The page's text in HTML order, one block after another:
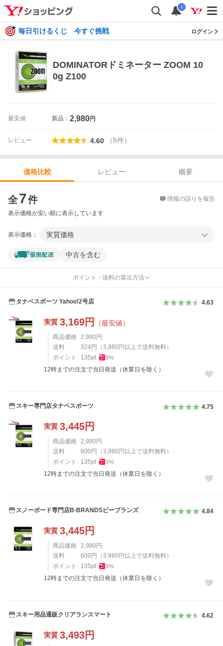
i
毎日引けるくじ 今すぐ挑戦 ログイン
DOMINATORドミネーター ZOOM 10
0g Z100
最安値 新品： 2,980円
レビュー 4.60 （5件）
価格比較 レビュー
概要
全7件 情報の誤りを報告
表示価格が安い順に表示しています
表示価格： 実質価格
中古を含む
ポイント・送料の算出方法
タナベスポーツ Yahoo!2号店 4.63
実質 3,169円 （最安値）
商品価格 2,980 円
送料
324円 （3,980 円以上で送料無料）
ポイント
135pt 5%
12時までの注文で当日発送（休業日を除く）
スキー専門店タナベスポーツ 4.75
実質 3,445円
商品価格 2,980 円
送料
600 円 （3,980 円以上で送料無料）
ポイント
135pt 5%
12時までの注文で当日発送（休業日を除く）
スノーボード専門店B-BRANDSビーブランズ 4.84
実質 3,445円
商品価格 2,980 円
送料
600 円 （3,980 円以上で送料無料）
ポイント
135pt 5%
12時までの注文で当日発送（休業日を除く）
スキー用品通販クリアランスマート 4.62
実質 3,493円